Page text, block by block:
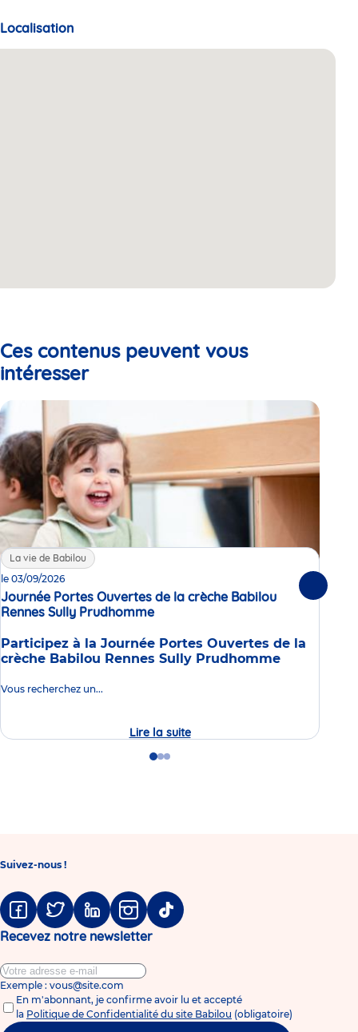
Localisation
Ces contenus peuvent vous
intéresser
La vie de Babilou
le 03/09/2026
Journée Portes Ouvertes de la crèche Babilou
Rennes Sully Prudhomme
Participez à la Journée Portes Ouvertes de la
crèche Babilou Rennes Sully Prudhomme
Vous recherchez un...
Lire la suiteJournée
Portes
GoGoGo
Suivez-nous !
FacebookTwitter LinkedinInstagramTiktok
Recevez notre newsletter
Exemple : vous@site.com
En m'abonnant, je confirme avoir lu et accepté
la Politique de Confidentialité du site Babilou (obligatoire)